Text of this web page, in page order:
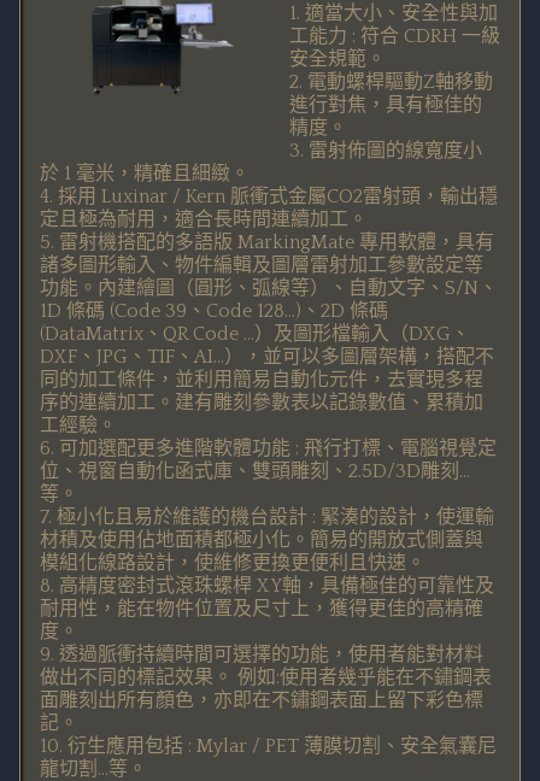
1. 適當大小、安全性與加
工能力 : 符合 CDRH 一級
安全規範。
2. 電動螺桿驅動Z軸移動
進行對焦，具有極佳的
精度。
3. 雷射佈圖的線寬度小
於 1 毫米，精確且細緻。
4. 採用 Luxinar / Kern 脈衝式金屬CO2雷射頭，輸出穩
定且極為耐用，適合長時間連續加工。
5. 雷射機搭配的多語版 MarkingMate 專用軟體，具有
諸多圖形輸入、物件編輯及圖層雷射加工參數設定等
功能。內建繪圖（圓形、弧線等）、自動文字、S/N、
1D 條碼 (Code 39、Code 128…)、2D 條碼
(DataMatrix、QR Code …）及圖形檔輸入（DXG、
DXF、JPG、TIF、AI…），並可以多圖層架構，搭配不
同的加工條件，並利用簡易自動化元件，去實現多程
序的連續加工。建有雕刻參數表以記錄數值、累積加
工經驗。
6. 可加選配更多進階軟體功能 : 飛行打標、電腦視覺定
位、視窗自動化函式庫、雙頭雕刻、2.5D/3D雕刻…
等。
7. 極小化且易於維護的機台設計 : 緊湊的設計，使運輸
材積及使用佔地面積都極小化。簡易的開放式側蓋與
模組化線路設計，使維修更換更便利且快速。
8. 高精度密封式滾珠螺桿 XY軸，具備極佳的可靠性及
耐用性，能在物件位置及尺寸上，獲得更佳的高精確
度。
9. 透過脈衝持續時間可選擇的功能，使用者能對材料
做出不同的標記效果。 例如:使用者幾乎能在不鏽鋼表
面雕刻出所有顏色，亦即在不鏽鋼表面上留下彩色標
記。
10. 衍生應用包括 : Mylar / PET 薄膜切割、安全氣囊尼
龍切割...等。